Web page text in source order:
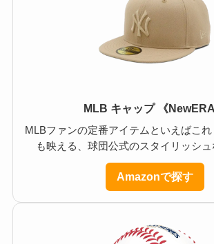
MLB キャップ 《NewERA
MLBファンの定番アイテムといえばこ
も映える、球団公式のスタイリッシュ
Amazonで探す